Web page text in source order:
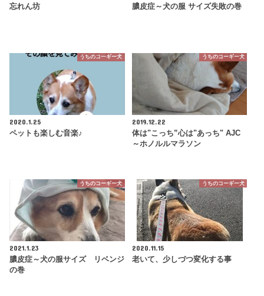
忘れん坊
膿皮症～犬の服 サイズ失敗の巻
うちのコーギー犬
2020.1.25
ペットも楽しむ音楽♪
うちのコーギー犬
2019.12.22
体は"こっち”心は"あっち" AJC
～ホノルルマラソン
うちのコーギー犬
2021.1.23
膿皮症～犬の服サイズ リベンジ
の巻
うちのコーギー犬
2020.11.15
老いて、少しづつ変化する事